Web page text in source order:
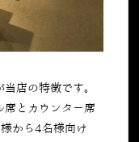
店の特徴です。
席とカウンター席
から4名様向け